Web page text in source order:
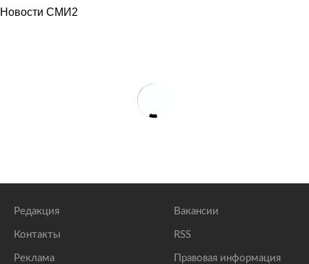
Новости СМИ2
Редакция
Контакты
Реклама
Вакансии
RSS
Правовая информация